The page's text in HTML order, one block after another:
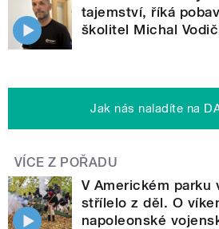
tajemství, říká
školitel Michal
Jak nás naladíte na
VÍCE Z POŘADU
V Americkém parku
střílelo z děl. O
napoleonské